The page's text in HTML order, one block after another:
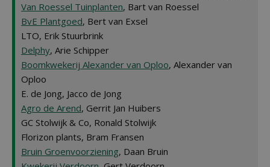
Van Roessel Tuinplanten, Bart van Roessel
BvE Plantgoed, Bert van Exsel
LTO, Erik Stuurbrink
Delphy, Arie Schipper
Boomkwekerij Alexander van Oploo, Alexander van
Oploo
E. de Jong, Jacco de Jong
Agro de Arend, Gerrit Jan Huibers
GC Stolwijk & Co, Ronald Stolwijk
Florizon plants, Bram Fransen
Bruin Groenvoorziening, Daan Bruin